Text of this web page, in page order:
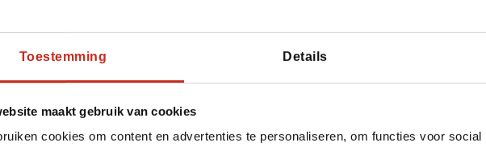
Toestemming Details
maakt gebruik van cookies
cookies om content en advertenties te personaliseren, om functies voor
water dat uitnodigt tot een verfrissende duik. Ook herbergt
met bijzondere diersoorten zoals de Arabische oryx en
kunnen genieten van zeldzame trekvogels die het gebied